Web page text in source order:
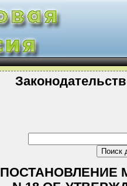
ПОСТАНОВЛЕНИЕ